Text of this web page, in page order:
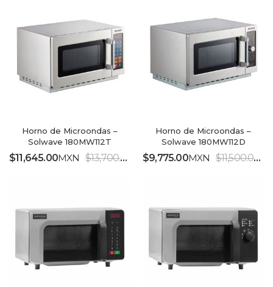
Horno de Microondas –
Solwave 180MW112T
$11,645.00MXN $13,700.00 MXN IVA INCLUIDO
Horno de Microondas –
Solwave 180MW112D
$9,775.00MXN $11,500.00